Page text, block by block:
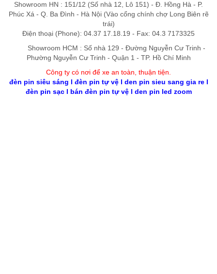
Showroom HN : 151/12 (Số nhà 12, Lô 151) - Đ. Hồng Hà - P.
Phúc Xá - Q. Ba Đình - Hà Nội (Vào cổng chính chợ Long Biên rẽ
trái)
Điện thoại (Phone): 04.37 17.18.19 - Fax: 04.3 7173325
Showroom HCM : Số nhà 129 - Đường Nguyễn Cư Trinh -
Phường Nguyễn Cư Trinh - Quận 1 - TP. Hồ Chí Minh
Công ty có nơi để xe an toàn, thuận tiện
đèn pin siêu sáng l đèn pin tự vệl den pin sieu sang gia rel
đèn pin sạcl bán đèn pin tự vệl den pin led zoom